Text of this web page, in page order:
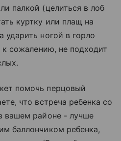
палкой (целиться в лоб
куртку или плащ на
ударить ногой в горло
к сожалению, не подходит
помочь перцовый
что встреча ребенка со
вашем районе - лучше
баллончиком ребенка,